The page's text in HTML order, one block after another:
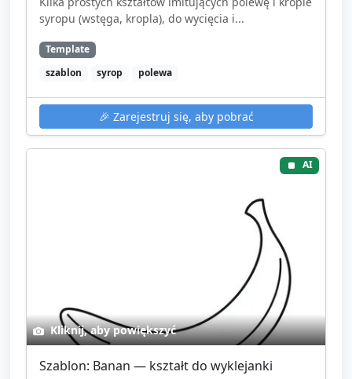
syropu (wstęga, kropla), do wycięcia i...
Template
szablon
syrop polewa
🎉 Zarejestruj się, aby pobrać
AI
Kliknij, aby powiększyć
Szablon: Banan — kształt do wyklejanki